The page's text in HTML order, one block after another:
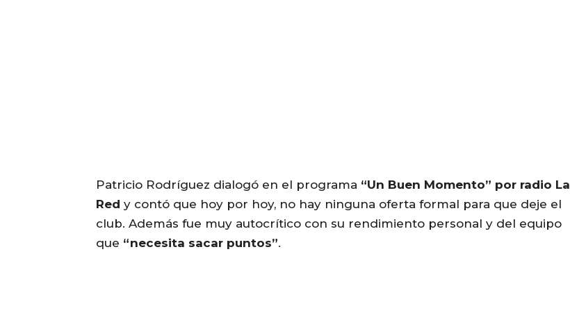
Patricio Rodríguez dialogó en el programa “Un Buen Momento” por radio La
Red y contó que hoy por hoy, no hay ninguna oferta formal para que deje el
club. Además fue muy autocrítico con su rendimiento personal y del equipo
que “necesita sacar puntos”.